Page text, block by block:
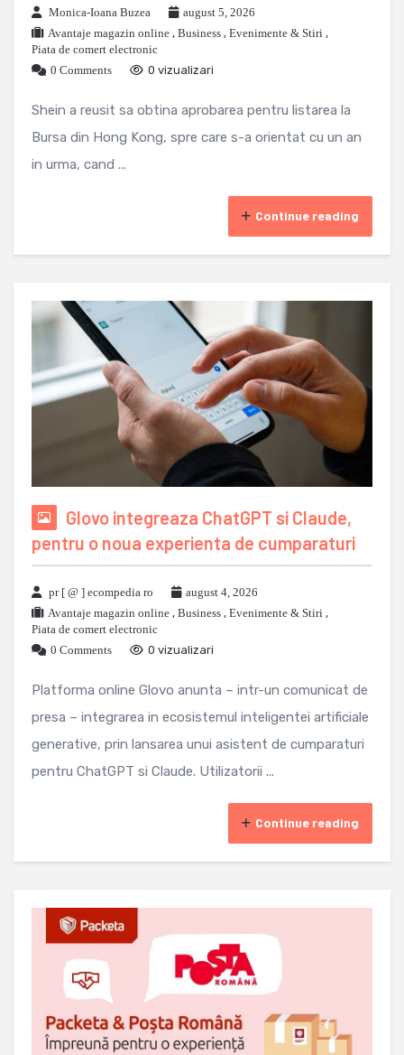
Monica-Ioana Buzea
august 5, 2026
Avantaje magazin online , Business , Evenimente & Stiri ,
Piata de comert electronic
0 Comments
0 vizualizari
Shein a reusit sa obtina aprobarea pentru listarea la
Bursa din Hong Kong, spre care s-a orientat cu un an
in urma, cand ...
Continue reading
Glovo integreaza ChatGPT si Claude,
pentru o noua experienta de cumparaturi
pr [ @ ] ecompedia ro
august 4, 2026
Avantaje magazin online , Business , Evenimente & Stiri ,
Piata de comert electronic
0 Comments
0 vizualizari
Platforma online Glovo anunta – intr-un comunicat de
presa – integrarea in ecosistemul inteligentei artificiale
generative, prin lansarea unui asistent de cumparaturi
pentru ChatGPT si Claude. Utilizatorii ...
Continue reading